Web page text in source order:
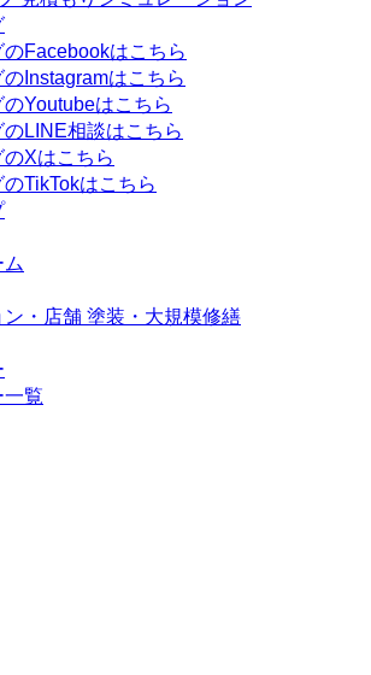
・店舗 塗装・大規模修繕
覧